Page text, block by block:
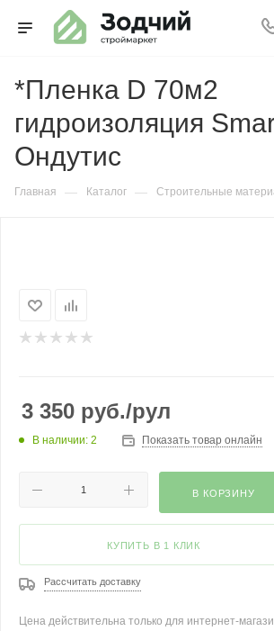
*Пленка D 70м2
гидроизоляция
Ондутис
Главная — Каталог — Строительные
3 350 руб./рул
В наличии: 2 Показать товар онлайн
В КОРЗИНУ
КУПИТЬ В 1 КЛИК
Рассчитать доставку
Цена действительна только для интернет-